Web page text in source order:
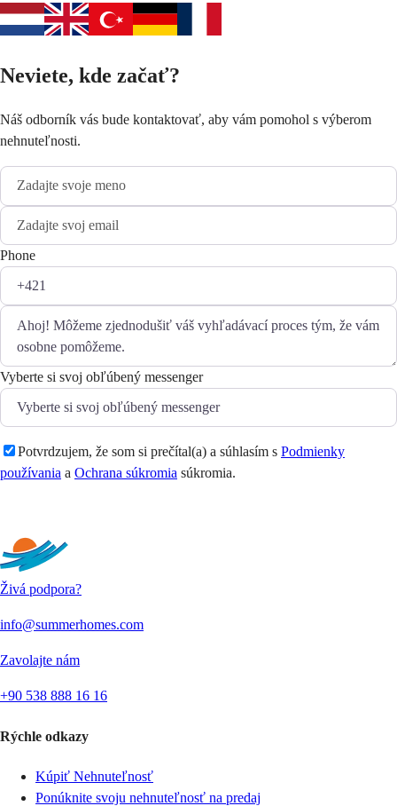
Neviete, kde začať?
Náš odborník vás bude kontaktovať, aby vám pomohol s výberom
nehnuteľnosti.
Phone
Vyberte si svoj obľúbený messenger
Potvrdzujem, že som si prečítal(a) a súhlasím s Podmienky
používania a Ochrana súkromia súkromia.
Živá podpora?
info@summerhomes.com
Zavolajte nám
+90 538 888 16 16
Rýchle odkazy
Kúpiť Nehnuteľnosť
Ponúknite svoju nehnuteľnosť na predaj